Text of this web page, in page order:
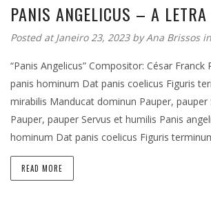
PANIS ANGELICUS – A LETRA
Posted at Janeiro 23, 2023 byAna Brissos in
“Panis Angelicus” Compositor: César Franck
panis hominum Dat panis coelicus Figuris
mirabilis Manducat dominun Pauper, pauper
Pauper, pauper Servus et humilis Panis
hominum Dat panis coelicus Figuris
READ MORE